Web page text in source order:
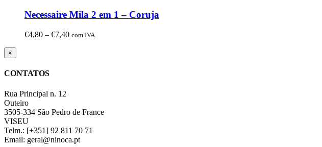
Necessaire Mila 2 em 1 – Coruja
€4,80 – €7,40Price
com IVA
Close
product
view
×
CONTATOS
Rua Principal n. 12
Outeiro
3505-334 São Pedro de France
VISEU
Telm.: [+351] 92 811 70 71
Email: geral@ninoca.pt